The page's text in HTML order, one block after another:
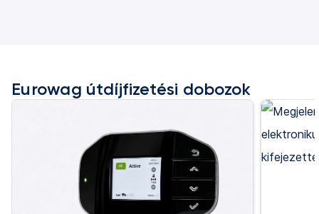
Eurowag útdíjfizetési dobozok